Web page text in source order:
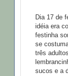
Dia 17 de
idéia era
festinha
se
três
sucos e a